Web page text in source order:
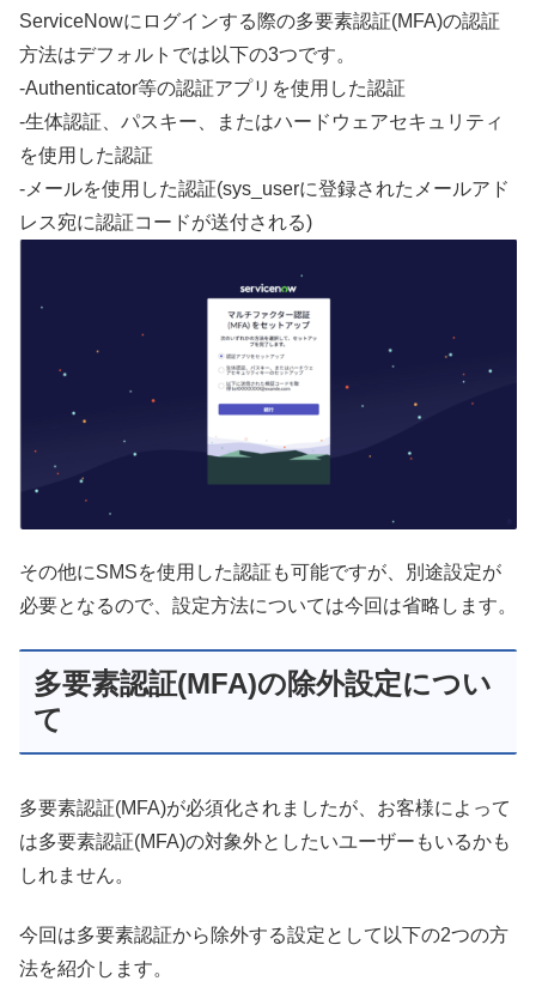
ServiceNowにログインする際の多要素認証(MFA)の認証
方法はデフォルトでは以下の3つです。
-Authenticator等の認証アプリを使用した認証
-生体認証、パスキー、またはハードウェアセキュリティ
を使用した認証
-メールを使用した認証(sys_userに登録されたメールアド
レス宛に認証コードが送付される)
その他にSMSを使用した認証も可能ですが、別途設定が
必要となるので、設定方法については今回は省略します。
多要素認証(MFA)の除外設定につい
て
多要素認証(MFA)が必須化されましたが、お客様によって
は多要素認証(MFA)の対象外としたいユーザーもいるかも
しれません。
今回は多要素認証から除外する設定として以下の2つの方
法を紹介します。